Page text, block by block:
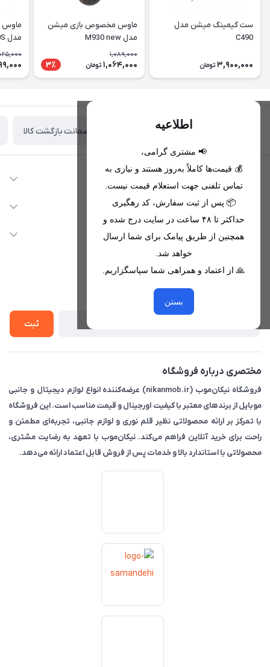
ست گیمینگ میشن مدل
C490
3,900,000 تومان
ماوس مخصوص بازی میشن
مدل M930 new
1,089,000
1,064,000 تومان 3٪
مدل MT-M990S
اطلاعیه
📢 مشتری گرامی،
💰 قیمت‌ها کاملاً به‌روز هستند و نیازی به
تماس تلفنی جهت استعلام قیمت نیست.
📦 پس از ثبت سفارش، کد رهگیری
حداکثر تا ۴۸ ساعت در سایت درج شده و
همچنین از طریق پیامک برای شما ارسال
خواهد شد.
🙏 از اعتماد و همراهی شما سپاسگزاریم.
بستن
تحویل اکسپرس(با هماهنگی) ضمانت بازگشت کالا
اطلاعات تماس
09221680256 - 09373782289
nikanmobstore@gmail.com
هرمزگان، بندرخمیر، شهرک رودبار
دسترسی سریع
لیست محصولات
خدمات مشتریان
حریم خصوصی
از جدید‌ترین تخفیف‌ها با‌ خبر شوید
ثبت
مختصری درباره فروشگاه
فروشگاه نیکان‌موب (nikanmob.ir) عرضه‌کننده انواع لوازم دیجیتال و جانبی
موبایل از برندهای معتبر با کیفیت اورجینال و قیمت مناسب است. این فروشگاه
با تمرکز بر ارائه محصولاتی نظیر قلم نوری و لوازم جانبی، تجربه‌ای مطمئن و
راحت برای خرید آنلاین فراهم می‌کند. نیکان‌موب با تعهد به رضایت مشتری،
محصولاتی با استاندارد بالا و خدمات پس از فروش قابل اعتماد ارائه می‌دهد.